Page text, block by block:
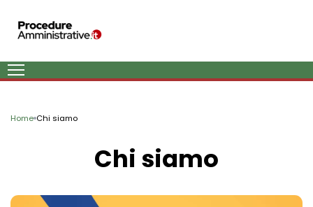
Home Chi siamo
Chi siamo